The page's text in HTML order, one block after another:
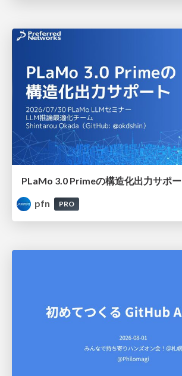
PLaMo 3.0 Primeの構造化出力サポー
pfn
PRO